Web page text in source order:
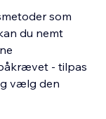
som
du nemt
- tilpas
vælg den